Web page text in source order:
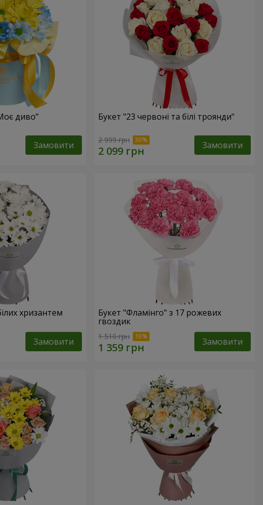
диво"
Замовити
Букет "23 червоні та білі троянди"
2 999 грн Замовити
хризантем
Замовити
Букет "Фламінго" з 17 рожевих
гвоздик
1 510 грн Замовити